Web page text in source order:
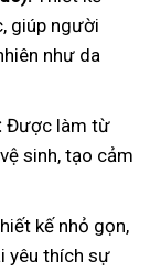
giúp người
như da
Được làm từ
sinh, tạo cảm
kế nhỏ gọn,
yêu thích sự